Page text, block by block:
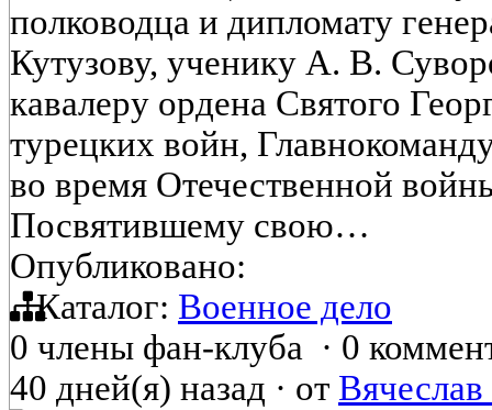
полководца и дипломату
Кутузову, ученику А. В.
кавалеру ордена Святого
турецких войн,
во время Отечественной
Посвятившему свою…
Опубликовано:
Каталог: Военное дело
0 члены фан-клуба · 0
40 дней(я) назад · от